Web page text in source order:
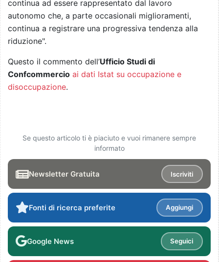
continua ad essere rappresentato dal lavoro
autonomo che, a parte occasionali miglioramenti,
continua a registrare una progressiva tendenza alla
riduzione".
Questo il commento dell’Ufficio Studi di
Confcommercio ai dati Istat su occupazione e
disoccupazione.
Se questo articolo ti è piaciuto e vuoi rimanere sempre
informato
Newsletter Gratuita Iscriviti
Fonti di ricerca preferite Aggiungi
Google News Seguici